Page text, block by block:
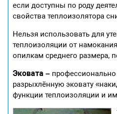
если доступны по роду
свойства теплоизолятора
Нельзя использовать для
теплоизоляции от
опилкам среднего размера,
Эковата –
разрыхлённую эковату
функции теплоизоляции и